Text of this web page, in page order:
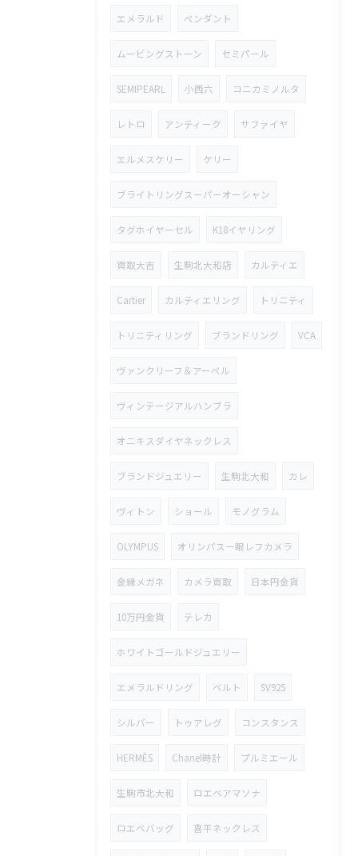
エメラルド ペンダント
ムービングストーン セミパール
SEMIPEARL 小西六 コニカミノルタ
レトロ アンティーク サファイヤ
エルメスケリー ケリー
ブライトリングスーパーオーシャン
タグホイヤーセル K18イヤリング
買取大吉 生駒北大和店 カルティエ
Cartier カルティエリング トリニティ
トリニティリング ブランドリング VCA
ヴァンクリーフ＆アーペル
ヴィンテージアルハンブラ
オニキスダイヤネックレス
ブランドジュエリー 生駒北大和 カレ
ヴィトン ショール モノグラム
OLYMPUS オリンパス一眼レフカメラ
金縁メガネ カメラ買取 日本円金貨
10万円金貨 テレカ
ホワイトゴールドジュエリー
エメラルドリング ベルト SV925
シルバー トゥアレグ コンスタンス
HERMÈS Chanel時計 プルミエール
生駒市北大和 ロエベアマソナ
ロエベバッグ 喜平ネックレス